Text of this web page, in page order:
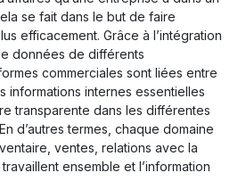
se fait dans le but de faire
efficacement. Grâce à l’intégration
données de différents
commerciales sont liées entre
informations internes essentielles
transparente dans les différentes
d’autres termes, chaque domaine
ventes, relations avec la
ensemble et l’information